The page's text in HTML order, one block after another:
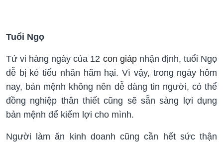
Tuổi Ngọ
Tử vi hàng ngày của 12 con giápnhận định, tuổi Ngọ
dễ bị kẻ tiểu nhân hãm hại. Vì vậy, trong ngày hôm
nay, bản mệnh không nên dễ dàng tin người, có thể
đồng nghiệp thân thiết cũng sẽ sẵn sàng lợi dụng
bản mệnh để kiếm lợi cho mình.
Người làm ăn kinh doanh cũng cần hết sức thận